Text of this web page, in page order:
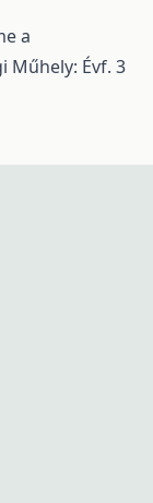
a
Műhely: Évf. 3